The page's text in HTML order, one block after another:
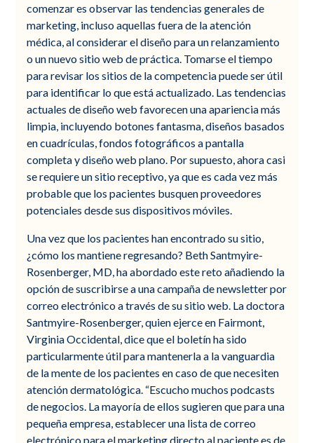
comenzar es observar las tendencias generales de
marketing, incluso aquellas fuera de la atención
médica, al considerar el diseño para un relanzamiento
o un nuevo sitio web de práctica. Tomarse el tiempo
para revisar los sitios de la competencia puede ser útil
para identificar lo que está actualizado. Las tendencias
actuales de diseño web favorecen una apariencia más
limpia, incluyendo botones fantasma, diseños basados
en cuadrículas, fondos fotográficos a pantalla
completa y diseño web plano. Por supuesto, ahora casi
se requiere un sitio receptivo, ya que es cada vez más
probable que los pacientes busquen proveedores
potenciales desde sus dispositivos móviles.
Una vez que los pacientes han encontrado su sitio,
¿cómo los mantiene regresando? Beth Santmyire-
Rosenberger, MD, ha abordado este reto añadiendo la
opción de suscribirse a una campaña de newsletter por
correo electrónico a través de su sitio web. La doctora
Santmyire-Rosenberger, quien ejerce en Fairmont,
Virginia Occidental, dice que el boletín ha sido
particularmente útil para mantenerla a la vanguardia
de la mente de los pacientes en caso de que necesiten
atención dermatológica. “Escucho muchos podcasts
de negocios. La mayoría de ellos sugieren que para una
pequeña empresa, establecer una lista de correo
electrónico para el marketing directo al paciente es de